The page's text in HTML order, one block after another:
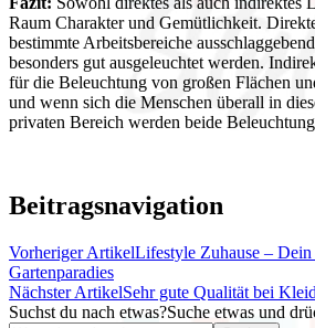
Raum Charakter und Gemütlichkeit.
bestimmte Arbeitsbereiche
besonders gut ausgeleuchtet werden.
für die Beleuchtung von großen Flächen
und wenn sich die Menschen überall in
privaten Bereich werden beide
Beitragsnavigation
Vorheriger ArtikelLifestyle Zuhause – Dein
Gartenparadies
Nächster ArtikelSehr gute Qualität bei
Suchst du nach etwas?Suche etwas und